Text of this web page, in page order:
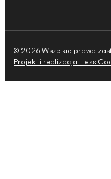
© 2026 Wszelkie prawa
Projekt i realizacja: Less